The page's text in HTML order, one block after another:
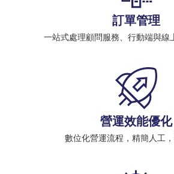
訂單管理
一站式處理顧問服務、行動端與線
營運效能優化
數位化營運流程，精簡人工